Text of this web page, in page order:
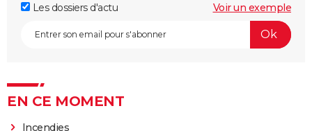
Les dossiers d'actu
Voir un exemple
EN CE MOMENT
Incendies